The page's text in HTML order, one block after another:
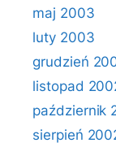
maj 2003
luty 2003
grudzień
listopad
październik
sierpień